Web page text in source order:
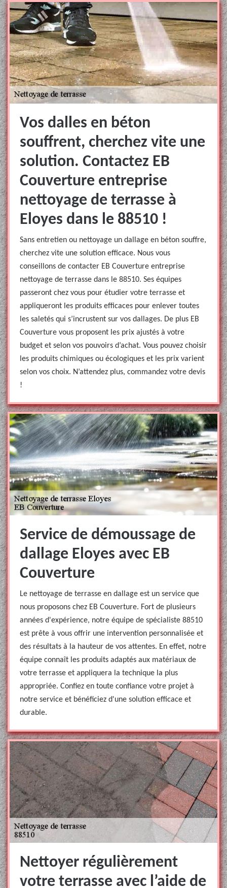
Vos dalles en béton
souffrent, cherchez vite une
solution. Contactez EB
Couverture entreprise
nettoyage de terrasse à
Eloyes dans le 88510 !
Sans entretien ou nettoyage un dallage en béton souffre,
cherchez vite une solution efficace. Nous vous
conseillons de contacter EB Couverture entreprise
nettoyage de terrasse dans le 88510. Ses équipes
passeront chez vous pour étudier votre terrasse et
appliqueront les produits efficaces pour enlever toutes
les saletés qui s’incrustent sur vos dallages. De plus EB
Couverture vous proposent les prix ajustés à votre
budget et selon vos pouvoirs d’achat. Vous pouvez choisir
les produits chimiques ou écologiques et les prix varient
selon vos choix. N’attendez plus, commandez votre devis
!
Service de démoussage de
dallage Eloyes avec EB
Couverture
Le nettoyage de terrasse en dallage est un service que
nous proposons chez EB Couverture. Fort de plusieurs
années d'expérience, notre équipe de spécialiste 88510
est prête à vous offrir une intervention personnalisée et
des résultats à la hauteur de vos attentes. En effet, notre
équipe connaît les produits adaptés aux matériaux de
votre terrasse et appliquera la technique la plus
appropriée. Confiez en toute confiance votre projet à
notre service et bénéficiez d'une solution efficace et
durable.
Nettoyer régulièrement
votre terrasse avec l’aide de